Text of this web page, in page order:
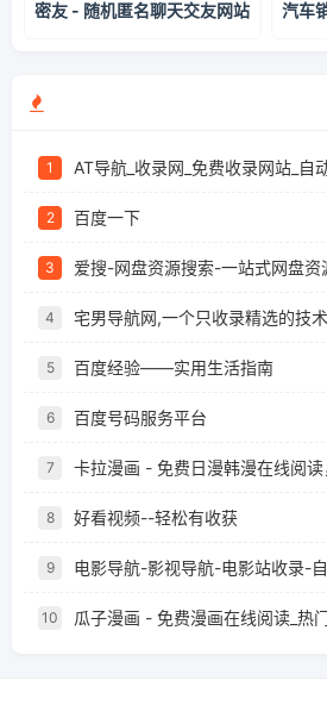
密友 - 随机匿名聊天交友网站
1 AT导航_收录网_免费收录网站_自
2 百度一下
3
4 宅男导航网,一个只收录精选的技
5 百度经验——实用生活指南
6 百度号码服务平台
7 卡拉漫画 - 免费日漫韩漫在线阅
8 好看视频--轻松有收获
9 电影导航-影视导航-电影站收录-
10 瓜子漫画 - 免费漫画在线阅读_热